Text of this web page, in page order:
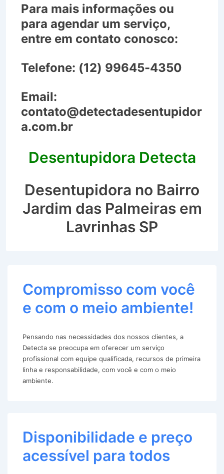
Para mais informações ou
para agendar um serviço,
entre em contato conosco:
Telefone: (12) 99645-4350
Email:
contato@detectadesentupidor
a.com.br
Desentupidora Detecta
Desentupidora no Bairro
Jardim das Palmeiras em
Lavrinhas SP
Compromisso com você
e com o meio ambiente!
Pensando nas necessidades dos nossos clientes, a
Detecta se preocupa em oferecer um serviço
profissional com equipe qualificada, recursos de primeira
linha e responsabilidade, com você e com o meio
ambiente.
Disponibilidade e preço
acessível para todos